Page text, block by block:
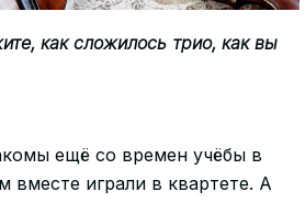
как сложилось трио, как вы
ещё со времен учёбы в
вместе играли в квартете. А